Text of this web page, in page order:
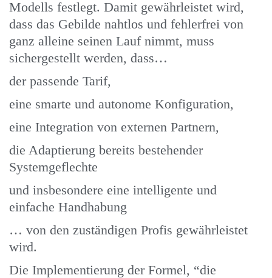
Modells festlegt. Damit gewährleistet wird,
dass das Gebilde nahtlos und fehlerfrei von
ganz alleine seinen Lauf nimmt, muss
sichergestellt werden, dass…
der passende Tarif,
eine smarte und autonome Konfiguration,
eine Integration von externen Partnern,
die Adaptierung bereits bestehender
Systemgeflechte
und insbesondere eine intelligente und
einfache Handhabung
… von den zuständigen Profis gewährleistet
wird.
Die Implementierung der Formel, “die